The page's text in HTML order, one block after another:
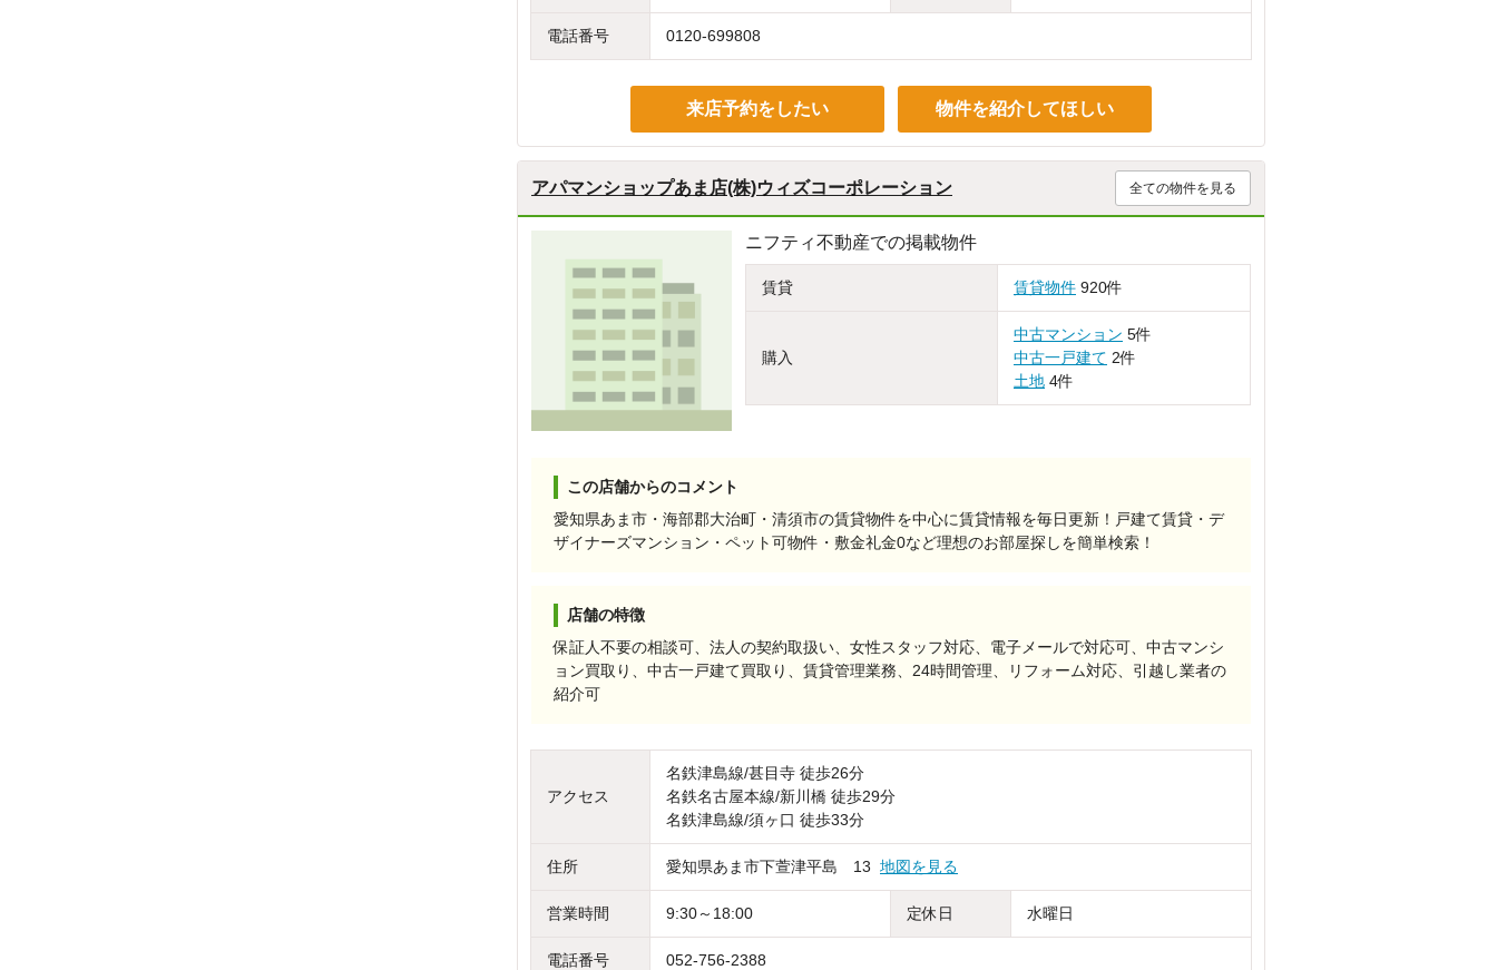
電話番号 0120-699808
来店予約をしたい 物件を紹介してほしい
アパマンショップあま店(株)ウィズコーポレーション 全ての物件を見る
ニフティ不動産での掲載物件
賃貸 賃貸物件 920件
購入
中古マンション 5件
中古一戸建て 2件
土地 4件
この店舗からのコメント
愛知県あま市・海部郡大治町・清須市の賃貸物件を中心に賃貸情報を毎日更新！戸建て賃貸・デ
ザイナーズマンション・ペット可物件・敷金礼金0など理想のお部屋探しを簡単検索！
店舗の特徴
保証人不要の相談可、法人の契約取扱い、女性スタッフ対応、電子メールで対応可、中古マンシ
ョン買取り、中古一戸建て買取り、賃貸管理業務、24時間管理、リフォーム対応、引越し業者の
紹介可
アクセス
名鉄津島線/甚目寺 徒歩26分
名鉄名古屋本線/新川橋 徒歩29分
名鉄津島線/須ヶ口 徒歩33分
住所 愛知県あま市下萱津平島 13 地図を見る
営業時間 9:30～18:00 定休日 水曜日
電話番号 052-756-2388